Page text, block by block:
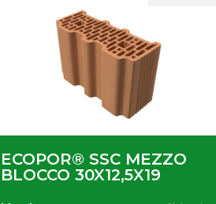
ECOPOR® SSC MEZZO
BLOCCO 30X12,5X19